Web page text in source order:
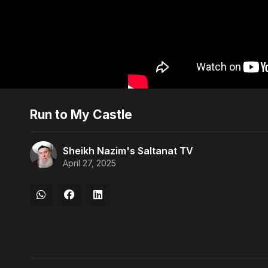
Run to My Castle
Sheikh Nazim's Saltanat TV
April 27, 2025